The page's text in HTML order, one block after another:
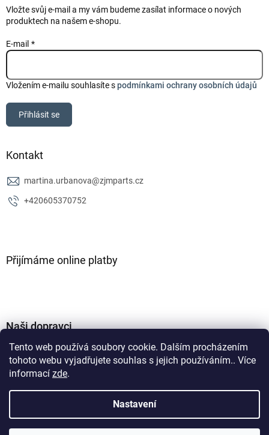
Tento web používá soubory cookie. Dalším procházením
tohoto webu vyjadřujete souhlas s jejich používáním.. Více
informací zde.
Nastavení
Vložte svůj e-mail a my vám budeme zasílat informace o nových
produktech na našem e-shopu.
E-mail
Vložením e-mailu souhlasíte spodmínkami ochrany osobních údajů
Přihlásit se
Kontakt
martina.urbanova@zjmparts.cz
+420605370752
Přijímáme online platby
Naši dopravci
Vytvořil Shoptet